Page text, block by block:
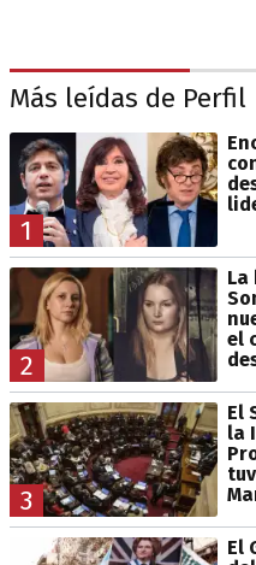
Más leídas de Perfil
1
2
La
el
3
El
la
El